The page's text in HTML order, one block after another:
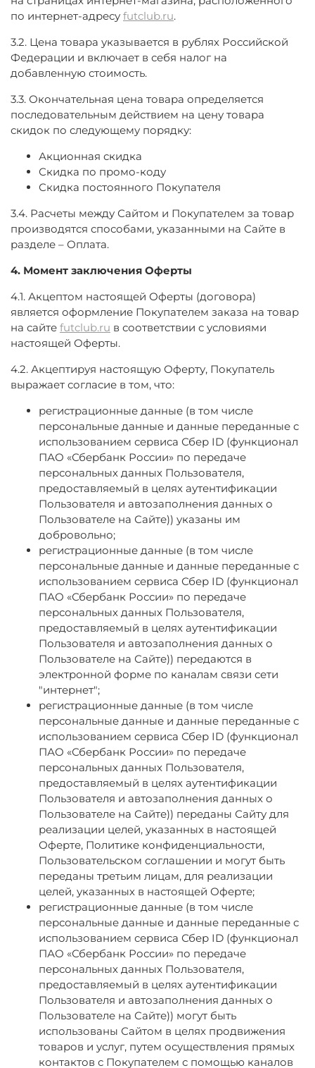
по интернет-адресу futclub.ru.
3.2. Цена товара указывается в рублях Российской
Федерации и включает в себя налог на
добавленную стоимость.
3.3. Окончательная цена товара определяется
последовательным действием на цену товара
скидок по следующему порядку:
Акционная скидка
Скидка по промо-коду
Скидка постоянного Покупателя
3.4. Расчеты между Сайтом и Покупателем за товар
производятся способами, указанными на Сайте в
разделе – Оплата.
4. Момент заключения Оферты
4.1. Акцептом настоящей Оферты (договора)
является оформление Покупателем заказа на товар
на сайте futclub.ru в соответствии с условиями
настоящей Оферты.
4.2. Акцептируя настоящую Оферту, Покупатель
выражает согласие в том, что:
регистрационные данные (в том числе
персональные данные и данные переданные с
использованием сервиса Сбер ID (функционал
ПАО «Сбербанк России» по передаче
персональных данных Пользователя,
предоставляемый в целях аутентификации
Пользователя и автозаполнения данных о
Пользователе на Сайте)) указаны им
добровольно;
регистрационные данные (в том числе
персональные данные и данные переданные с
использованием сервиса Сбер ID (функционал
ПАО «Сбербанк России» по передаче
персональных данных Пользователя,
предоставляемый в целях аутентификации
Пользователя и автозаполнения данных о
Пользователе на Сайте)) передаются в
электронной форме по каналам связи сети
"интернет";
регистрационные данные (в том числе
персональные данные и данные переданные с
использованием сервиса Сбер ID (функционал
ПАО «Сбербанк России» по передаче
персональных данных Пользователя,
предоставляемый в целях аутентификации
Пользователя и автозаполнения данных о
Пользователе на Сайте)) переданы Сайту для
реализации целей, указанных в настоящей
Оферте, Политике конфиденциальности,
Пользовательском соглашении и могут быть
переданы третьим лицам, для реализации
целей, указанных в настоящей Оферте;
регистрационные данные (в том числе
персональные данные и данные переданные с
использованием сервиса Сбер ID (функционал
ПАО «Сбербанк России» по передаче
персональных данных Пользователя,
предоставляемый в целях аутентификации
Пользователя и автозаполнения данных о
Пользователе на Сайте)) могут быть
использованы Сайтом в целях продвижения
товаров и услуг, путем осуществления прямых
контактов с Покупателем с помощью каналов